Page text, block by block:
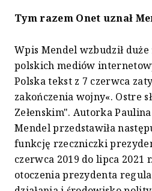
Tym razem Onet uznał
Wpis Mendel wzbudził
polskich mediów
Polska tekst z 7 czerwca
zakończenia wojny«. Ostre
Zełenskim". Autorka
Mendel przedstawiła
funkcję rzeczniczki
czerwca 2019 do lipca 2021
otoczenia prezydenta